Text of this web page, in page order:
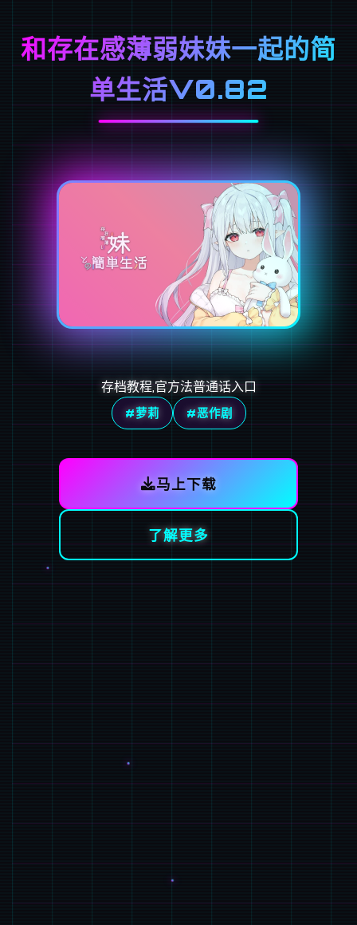
和存在感薄弱妹妹一起的简
单生活V0.82
存档教程,官方法普通话入口
#萝莉 #恶作剧
马上下载
了解更多